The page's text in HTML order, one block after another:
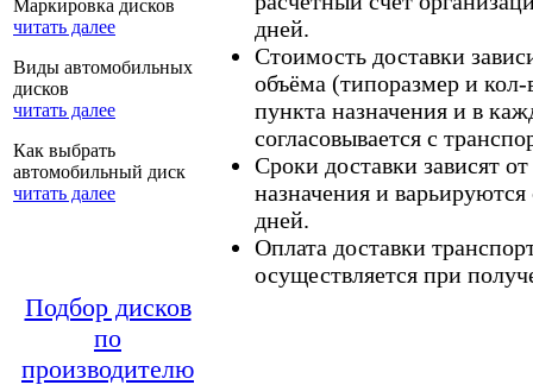
Маркировка дисков
читать далее
Виды автомобильных
дисков
читать далее
Как выбрать
автомобильный диск
читать далее
Подбор дисков
по
производителю
дней.
Стоимость доставки
объёма (типоразмер и кол-
пункта назначения и в
согласовывается с
Сроки доставки зависят
назначения и
дней.
Оплата доставки
осуществляется при